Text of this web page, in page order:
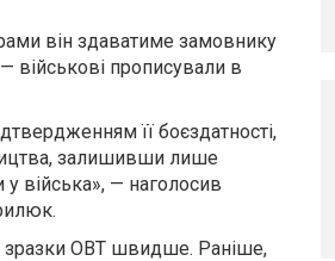
він здаватиме замовнику
військові прописували в
її боєздатності,
залишивши лише
у війська», — наголосив
зразки ОВТ швидше. Раніше,